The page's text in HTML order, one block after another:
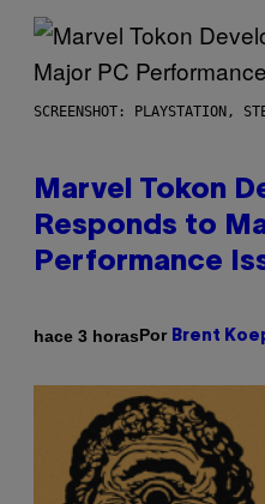
SCREENSHOT: PLAYSTATION,
Marvel Tokon
Responds to
Performance
hace 3 horasPor Brent